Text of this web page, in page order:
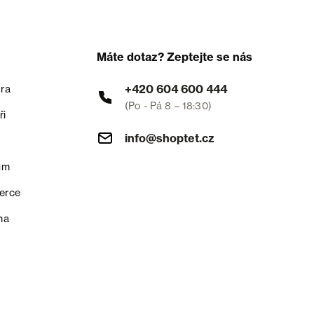
Máte dotaz? Zeptejte se nás
+420 604 600 444
(Po - Pá 8 – 18:30)
info@shoptet.cz